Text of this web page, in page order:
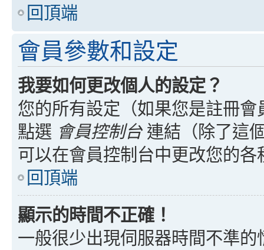
回頂端
會員參數和設定
我要如何更改個人的設定？
您的所有設定（如果您是註冊
點選 會員控制台連結（除了這
可以在會員控制台中更改您的各
回頂端
顯示的時間不正確！
一般很少出現伺服器時間不準